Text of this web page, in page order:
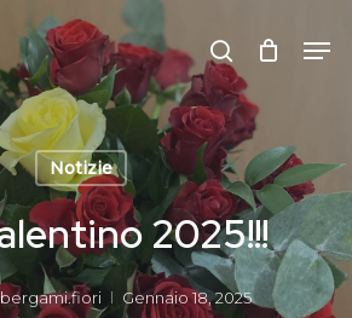
search
Notizie
2025!!!
Gennaio 18, 2025